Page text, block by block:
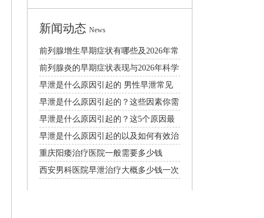
新闻动态 News
前列腺增生早期症状有哪些及2026年常
见治疗方法科普
前列腺炎的早期症状表现与2026年科学
治疗方法详解
早泄是什么原因引起的 男性早泄常见
病因解析
早泄是什么原因引起的？这些因素你需
要了解
早泄是什么原因引起的？这5个原因最
常见
早泄是什么原因引起的以及如何有效治
疗
重庆阳痿治疗医院一般需要多少钱
西安男科医院早泄治疗大概多少钱一次